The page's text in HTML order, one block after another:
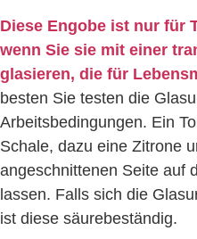
Diese Engobe ist nur für
wenn Sie sie mit einer
glasieren, die für
besten Sie testen die
Arbeitsbedingungen. Ein
Schale, dazu eine Zitrone
angeschnittenen Seite auf
lassen. Falls sich die
ist diese säurebeständig.